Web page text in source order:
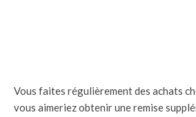
Vous faites régulièrement des achats
vous aimeriez obtenir une remise